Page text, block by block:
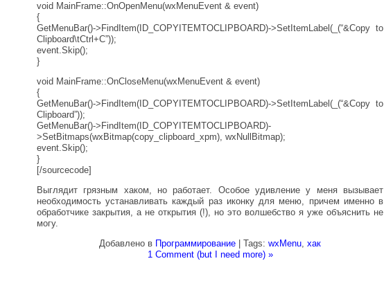
void MainFrame::OnOpenMenu(wxMenuEvent & event)
{
GetMenuBar()->FindItem(ID_COPYITEMTOCLIPBOARD)->SetItemLabel(_(“&Copy to
Clipboard\tCtrl+C”));
event.Skip();
}
void MainFrame::OnCloseMenu(wxMenuEvent & event)
{
GetMenuBar()->FindItem(ID_COPYITEMTOCLIPBOARD)->SetItemLabel(_(“&Copy to
Clipboard”));
GetMenuBar()->FindItem(ID_COPYITEMTOCLIPBOARD)-
>SetBitmaps(wxBitmap(copy_clipboard_xpm), wxNullBitmap);
event.Skip();
}
[/sourcecode]
Выглядит грязным хаком, но работает. Особое удивление у меня вызывает
необходимость устанавливать каждый раз иконку для меню, причем именно в
обработчике закрытия, а не открытия (!), но это волшебство я уже объяснить не
могу.
Добавлено в Программирование | Tags: wxMenu, хак
1 Comment (but I need more) »